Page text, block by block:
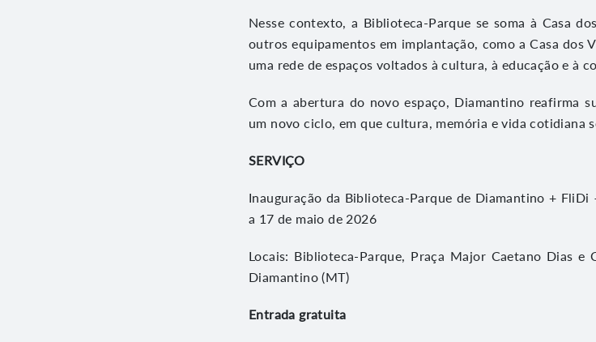
Nesse contexto, a Biblioteca-Parque se soma à Casa
outros equipamentos em implantação, como a Casa dos
uma rede de espaços voltados à cultura, à educação e à
Com a abertura do novo espaço, Diamantino reafirma
um novo ciclo, em que cultura, memória e vida cotidiana
SERVIÇO
Inauguração da Biblioteca-Parque de Diamantino +
a 17 de maio de 2026
Locais: Biblioteca-Parque, Praça Major Caetano Dias
Diamantino (MT)
Entrada gratuita